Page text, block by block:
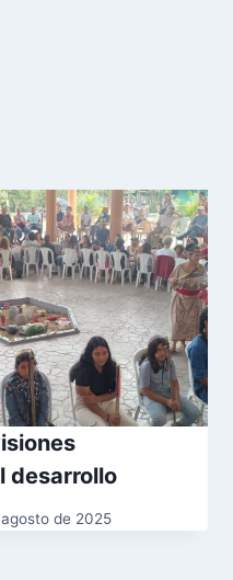
desarrollo
de 2025